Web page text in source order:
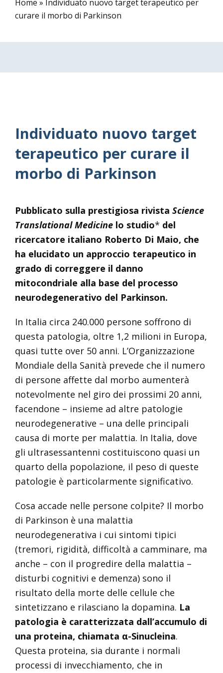
Home » Individuato nuovo target terapeutico per
curare il morbo di Parkinson
Individuato nuovo target
terapeutico per curare il
morbo di Parkinson
Pubblicato sulla prestigiosa rivista Science
Translational Medicinelo studio* del
ricercatore italiano Roberto Di Maio, che
ha elucidato un approccio terapeutico in
grado di correggere il danno
mitocondriale alla base del processo
neurodegenerativo del Parkinson.
In Italia circa 240.000 persone soffrono di
questa patologia, oltre 1,2 milioni in Europa,
quasi tutte over 50 anni. L’Organizzazione
Mondiale della Sanità prevede che il numero
di persone affette dal morbo aumenterà
notevolmente nel giro dei prossimi 20 anni,
facendone – insieme ad altre patologie
neurodegenerative – una delle principali
causa di morte per malattia. In Italia, dove
gli ultrasessantenni costituiscono quasi un
quarto della popolazione, il peso di queste
patologie è particolarmente significativo.
Cosa accade nelle persone colpite? Il morbo
di Parkinson è una malattia
neurodegenerativa i cui sintomi tipici
(tremori, rigidità, difficoltà a camminare, ma
anche – con il progredire della malattia –
disturbi cognitivi e demenza) sono il
risultato della morte delle cellule che
sintetizzano e rilasciano la dopamina. La
patologia è caratterizzata dall’accumulo di
una proteina, chiamata α-Sinucleina.
Questa proteina, sia durante i normali
processi di invecchiamento, che in